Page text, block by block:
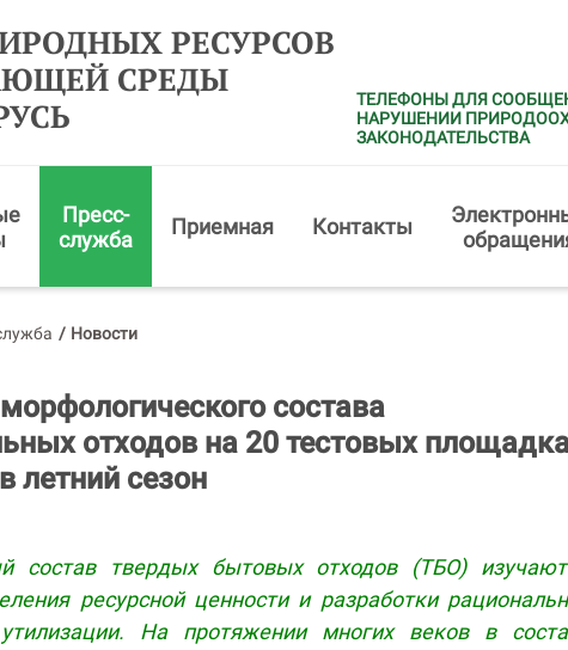
РЕСУРСОВ
СРЕДЫ
ТЕЛЕФОНЫ ДЛЯ
НАРУШЕНИИ
ЗАКОНОДАТЕЛЬСТВА
Пресс-
служба
Приемная Контакты
/ Новости
состава
отходов на 20 тестовых
летний сезон
состав твердых бытовых отходов (ТБО)
ресурсной ценности и разработки
На протяжении многих веков в